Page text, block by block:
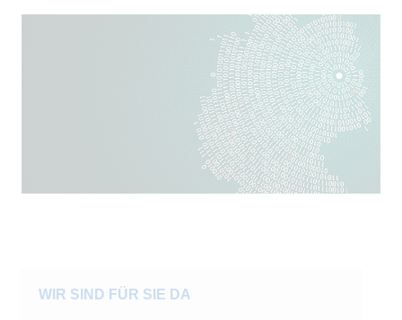
WIR SIND FÜR SIE DA